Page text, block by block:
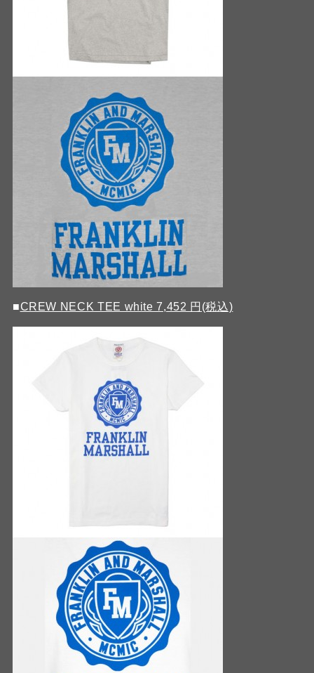
■CREW NECK TEE white 7,452 円(税込)